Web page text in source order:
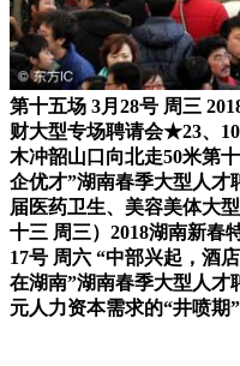
第十五场 3月28号 周三
财大型专场聘请会★23、
木冲韶山口向北走50米第
企优才”湖南春季大型人才
届医药卫生、美容美体大
十三 周三）2018湖南新春
17号 周六 “中部兴起，酒
在湖南”湖南春季大型人才
元人力资本需求的“井喷期